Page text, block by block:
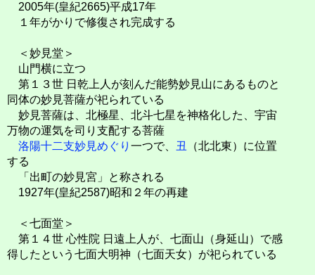
2005年(皇紀2665)平成17年
１年がかりで修復され完成する
＜妙見堂＞
山門横に立つ
第１３世 日乾上人が刻んだ能勢妙見山にあるものと
同体の妙見菩薩が祀られている
妙見菩薩は、北極星、北斗七星を神格化した、宇宙
万物の運気を司り支配する菩薩
洛陽十二支妙見めぐり 一つで、 丑
（北北東）に位置
する
「出町の妙見宮」と称される
1927年(皇紀2587)昭和２年の再建
＜七面堂＞
第１４世 心性院 日遠上人が、七面山（身延山）で感
得したという七面大明神（七面天女）が祀られている